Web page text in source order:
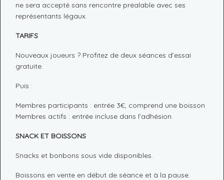
ne sera accepté sans rencontre préalable avec ses
représentants légaux.
TARIFS
Nouveaux joueurs ? Profitez de deux séances d’essai
gratuite.
Puis :
Membres participants : entrée 3€, comprend une boisson
Membres actifs : entrée incluse dans l’adhésion.
SNACK ET BOISSONS
Snacks et bonbons sous vide disponibles.
Boissons en vente en début de séance et à la pause.